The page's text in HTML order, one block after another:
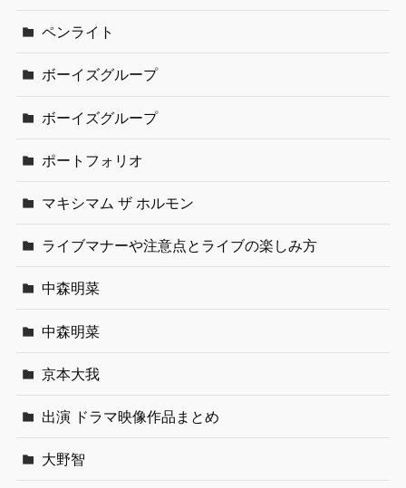
ペンライト
ボーイズグループ
ボーイズグループ
ポートフォリオ
マキシマム ザ ホルモン
ライブマナーや注意点とライブの楽しみ方
中森明菜
中森明菜
京本大我
出演 ドラマ映像作品まとめ
大野智